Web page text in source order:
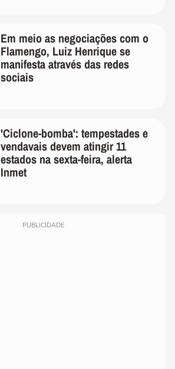
Em meio as negociações com o
Flamengo, Luiz Henrique se
manifesta através das redes
sociais
'Ciclone-bomba': tempestades e
vendavais devem atingir 11
estados na sexta-feira, alerta
Inmet
PUBLICIDADE